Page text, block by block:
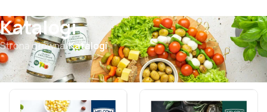
Katalogi
Strona główna/Katalogi